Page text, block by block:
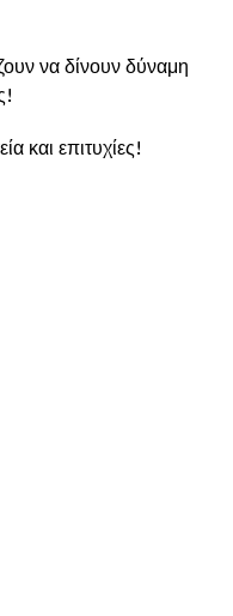
να δίνουν δύναμη
και επιτυχίες!